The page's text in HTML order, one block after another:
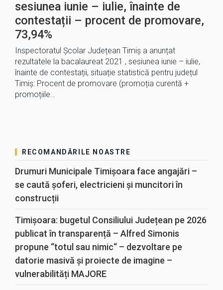
sesiunea iunie – iulie, înainte de
contestații – procent de promovare,
73,94%
Inspectoratul Școlar Județean Timiș a anunțat
rezultatele la bacalaureat 2021 , sesiunea iunie – iulie,
înainte de contestații, situație statistică pentru județul
Timiș: Procent de promovare (promoția curentă +
promoțiile…
RECOMANDĂRILE NOASTRE
Drumuri Municipale Timișoara face angajări –
se caută șoferi, electricieni și muncitori în
construcții
Timișoara: bugetul Consiliului Județean pe 2026
publicat în transparență – Alfred Simonis
propune “totul sau nimic“ – dezvoltare pe
datorie masivă și proiecte de imagine –
vulnerabilități MAJORE